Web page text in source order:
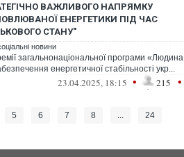
ВАЖЛИВОГО НАПРЯМКУ
ЕНЕРГЕТИКИ ПІД ЧАС
СТАНУ"
новини
загальнонаціональної програми «Людина
енергетичної стабільності укр...
23.04.2025, 18:15 • 215 •
5 6 7 8 ... 24